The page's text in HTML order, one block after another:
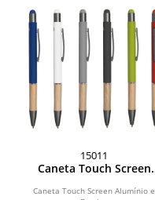
15011
Caneta Touch Screen
Caneta Touch Screen Alumínio e